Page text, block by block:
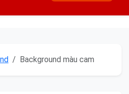
Background màu cam